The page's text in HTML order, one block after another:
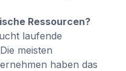
Ressourcen?
laufende
meisten
haben das